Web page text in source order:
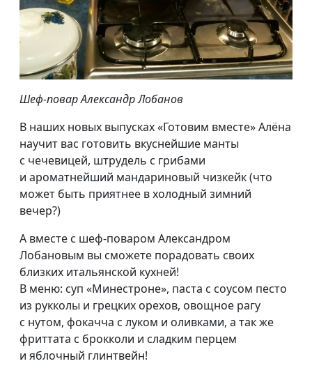
Шеф-повар Александр Лобанов
В наших новых выпусках «Готовим вместе» Алёна
научит вас готовить вкуснейшие манты
с чечевицей, штрудель с грибами
и ароматнейший мандариновый чизкейк (что
может быть приятнее в холодный зимний
вечер?)
А вместе с шеф-поваром Александром
Лобановым вы сможете порадовать своих
близких итальянской кухней!
В меню: суп «Минестроне», паста с соусом песто
из рукколы и грецких орехов, овощное рагу
с нутом, фокачча с луком и оливками, а так же
фриттата с брокколи и сладким перцем
и яблочный глинтвейн!